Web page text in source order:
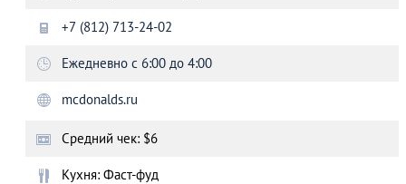
+7 (812) 713-24-02
Ежедневно с 6:00 до 4:00
mcdonalds.ru
Средний чек: $6
Кухня: Фаст-фуд